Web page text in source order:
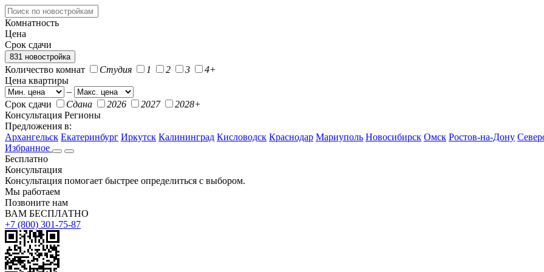
Комнатность
Цена
Срок сдачи
831 новостройка
Количество комнат Студия 1 2 3
4+
Цена квартиры
–
Срок сдачи
Сдана 2026 2027
2028+
Консультация Регионы
Предложения в:
Архангельск Екатеринбург Иркутск Калининград Кисловодск Краснодар Мариуполь Новосибирск Омск Ростов-на-Дону
Избранное
Бесплатно
Консультация
Консультация помогает быстрее определиться с выбором.
Мы работаем
Позвоните нам
ВАМ БЕСПЛАТНО
+7 (800) 301-75-87